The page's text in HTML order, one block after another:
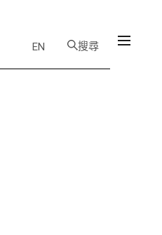
EN 搜尋